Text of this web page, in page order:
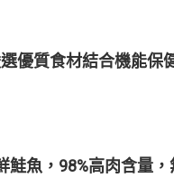
優質食材結合機能
鮭魚，98%高肉含量